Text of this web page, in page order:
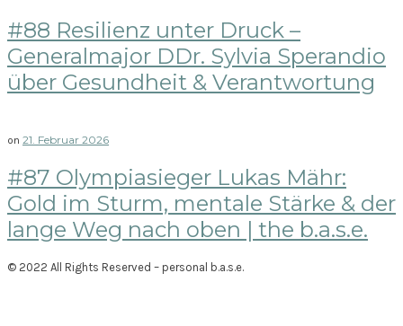
#88 Resilienz unter Druck –
Generalmajor DDr. Sylvia Sperandio
über Gesundheit & Verantwortung
on 21. Februar 2026
#87 Olympiasieger Lukas Mähr:
Gold im Sturm, mentale Stärke & der
lange Weg nach oben | the b.a.s.e.
© 2022 All Rights Reserved – personal b.a.s.e.